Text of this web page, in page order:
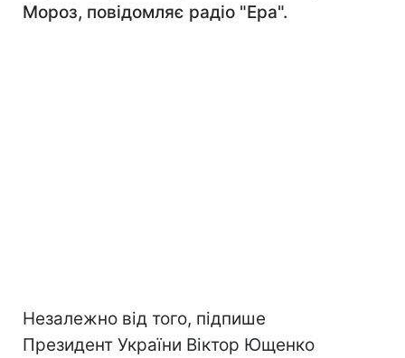
Мороз, повідомляє радіо "Ера".
Незалежно від того, підпише
Президент України Віктор Ющенко